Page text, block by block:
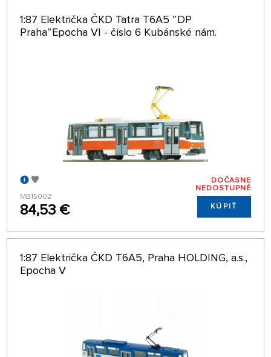
1:87 Električka ČKD Tatra T6A5 ″DP
Praha″Epocha VI - číslo 6 Kubánské nám.
MB15002
84,53 €
DOČASNE
NEDOSTUPNÉ
KÚPIŤ
1:87 Električka ČKD T6A5, Praha HOLDING, a.s.,
Epocha V